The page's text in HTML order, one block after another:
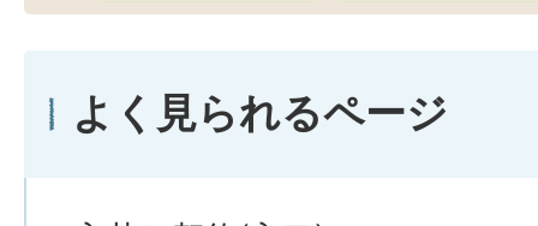
よく見られるページ